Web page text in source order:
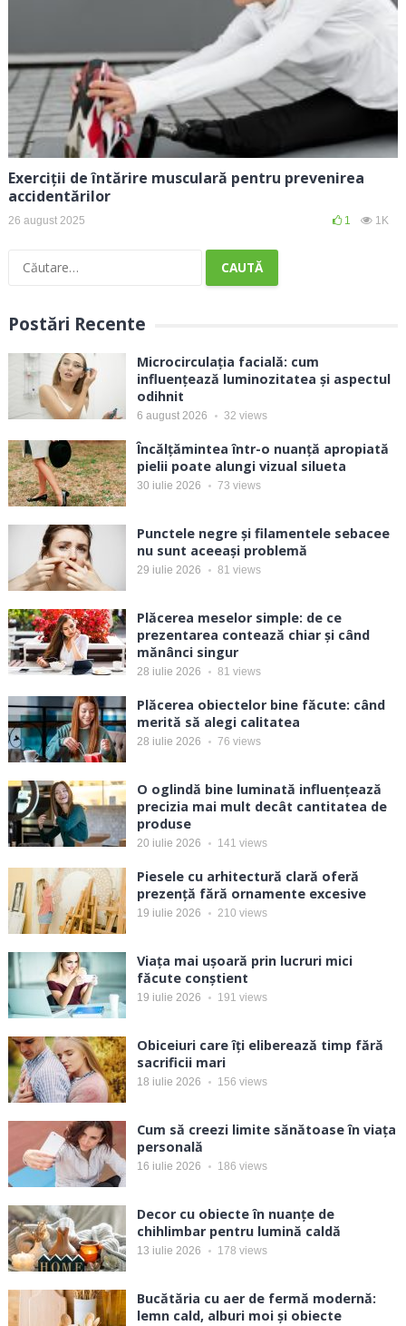
Exerciții de întărire musculară pentru prevenirea
accidentărilor
26 august 2025 1 1K
Caută
Postări Recente
Microcirculația facială: cum
influențează luminozitatea și aspectul
odihnit
6 august 2026 32 views
Încălțămintea într-o nuanță apropiată
pielii poate alungi vizual silueta
30 iulie 2026 73 views
Punctele negre și filamentele sebacee
nu sunt aceeași problemă
29 iulie 2026 81 views
Plăcerea meselor simple: de ce
prezentarea contează chiar și când
mănânci singur
28 iulie 2026 81 views
Plăcerea obiectelor bine făcute: când
merită să alegi calitatea
28 iulie 2026 76 views
O oglindă bine luminată influențează
precizia mai mult decât cantitatea de
produse
20 iulie 2026 141 views
Piesele cu arhitectură clară oferă
prezență fără ornamente excesive
19 iulie 2026 210 views
Viața mai ușoară prin lucruri mici
făcute conștient
19 iulie 2026 191 views
Obiceiuri care îți eliberează timp fără
sacrificii mari
18 iulie 2026 156 views
Cum să creezi limite sănătoase în viața
personală
16 iulie 2026 186 views
Decor cu obiecte în nuanțe de
chihlimbar pentru lumină caldă
13 iulie 2026 178 views
Bucătăria cu aer de fermă modernă:
lemn cald, alburi moi și obiecte